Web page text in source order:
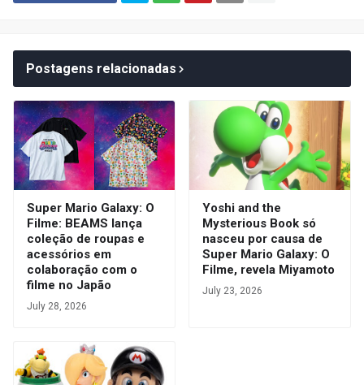
Postagens relacionadas
Super Mario Galaxy: O
Filme: BEAMS lança
coleção de roupas e
acessórios em
colaboração com o
filme no Japão
July 28, 2026
Yoshi and the
Mysterious Book só
nasceu por causa de
Super Mario Galaxy: O
Filme, revela Miyamoto
July 23, 2026